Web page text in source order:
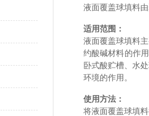
液面覆盖球填料
适用范围：
液面覆盖球填料
约酸碱材料的作
卧式酸贮槽、水
环境的作用。
使用方法：
将液面覆盖球填